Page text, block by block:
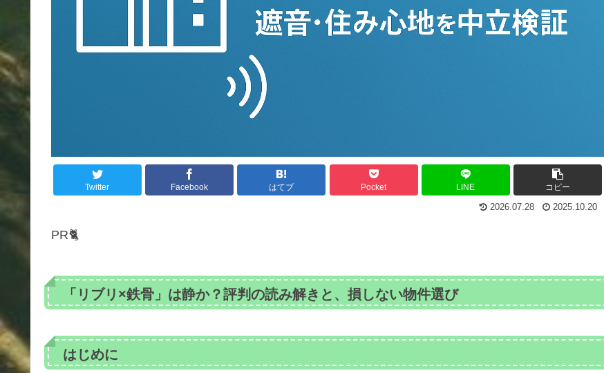
Twitter Facebook はてブ Pocket LINE コピー
2026.07.28 2025.10.20
PR🐈
「リブリ×鉄骨」は静か？評判の読み解きと、損しない物件選び
はじめに